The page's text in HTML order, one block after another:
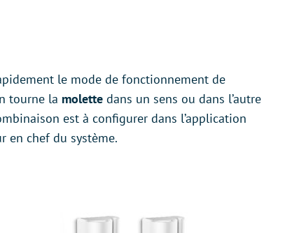
le mode de fonctionnement de
tourne la molette dans un sens ou dans l’autre
est à configurer dans l’application
en chef du système.